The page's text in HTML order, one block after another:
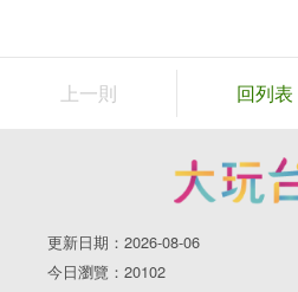
前衛具挑戰性的大膽建築，由日本
正三角形為設計基本元素，顛覆一
的柱子全是「歪」的。
上一則 回列表
更新日期：2026-08-06
今日瀏覽：20102